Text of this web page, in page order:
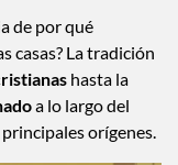
00:36
de por qué
casas? La tradición